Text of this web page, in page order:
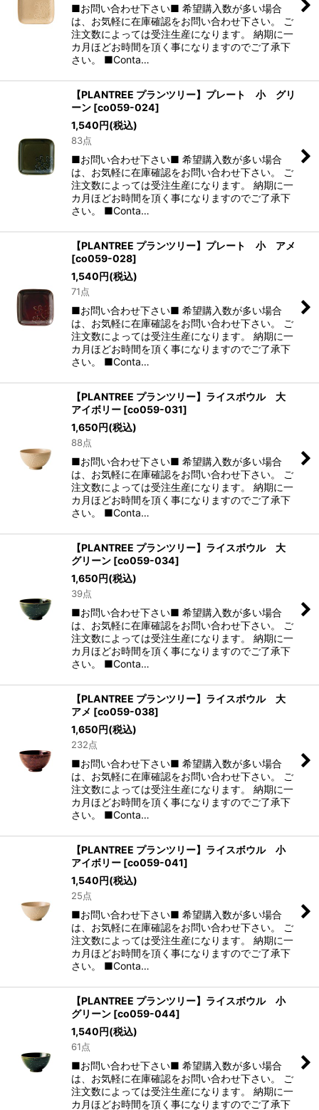
■お問い合わせ下さい■ 希望購入数が多い場合
は、お気軽に在庫確認をお問い合わせ下さい。 ご
注文数によっては受注生産になります。 納期に一
カ月ほどお時間を頂く事になりますのでご了承下
さい。 ■Conta…
【PLANTREE プランツリー】プレート 小 グリ
ーン [co059-024]
1,540円(税込)
83点
■お問い合わせ下さい■ 希望購入数が多い場合
は、お気軽に在庫確認をお問い合わせ下さい。 ご
注文数によっては受注生産になります。 納期に一
カ月ほどお時間を頂く事になりますのでご了承下
さい。 ■Conta…
【PLANTREE プランツリー】プレート 小 アメ
[co059-028]
1,540円(税込)
71点
■お問い合わせ下さい■ 希望購入数が多い場合
は、お気軽に在庫確認をお問い合わせ下さい。 ご
注文数によっては受注生産になります。 納期に一
カ月ほどお時間を頂く事になりますのでご了承下
さい。 ■Conta…
【PLANTREE プランツリー】ライスボウル 大
アイボリー [co059-031]
1,650円(税込)
88点
■お問い合わせ下さい■ 希望購入数が多い場合
は、お気軽に在庫確認をお問い合わせ下さい。 ご
注文数によっては受注生産になります。 納期に一
カ月ほどお時間を頂く事になりますのでご了承下
さい。 ■Conta…
【PLANTREE プランツリー】ライスボウル 大
グリーン [co059-034]
1,650円(税込)
39点
■お問い合わせ下さい■ 希望購入数が多い場合
は、お気軽に在庫確認をお問い合わせ下さい。 ご
注文数によっては受注生産になります。 納期に一
カ月ほどお時間を頂く事になりますのでご了承下
さい。 ■Conta…
【PLANTREE プランツリー】ライスボウル 大
アメ [co059-038]
1,650円(税込)
232点
■お問い合わせ下さい■ 希望購入数が多い場合
は、お気軽に在庫確認をお問い合わせ下さい。 ご
注文数によっては受注生産になります。 納期に一
カ月ほどお時間を頂く事になりますのでご了承下
さい。 ■Conta…
【PLANTREE プランツリー】ライスボウル 小
アイボリー [co059-041]
1,540円(税込)
25点
■お問い合わせ下さい■ 希望購入数が多い場合
は、お気軽に在庫確認をお問い合わせ下さい。 ご
注文数によっては受注生産になります。 納期に一
カ月ほどお時間を頂く事になりますのでご了承下
さい。 ■Conta…
【PLANTREE プランツリー】ライスボウル 小
グリーン [co059-044]
1,540円(税込)
61点
■お問い合わせ下さい■ 希望購入数が多い場合
は、お気軽に在庫確認をお問い合わせ下さい。 ご
注文数によっては受注生産になります。 納期に一
カ月ほどお時間を頂く事になりますのでご了承下